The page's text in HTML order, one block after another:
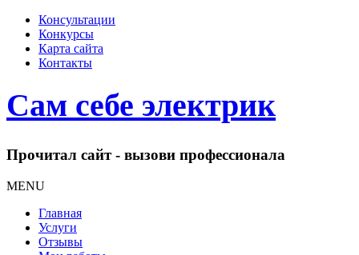
Консультации
Конкурсы
Карта сайта
Контакты
Сам себе электрик
Прочитал сайт - вызови профессионала
MENU
Главная
Услуги
Отзывы